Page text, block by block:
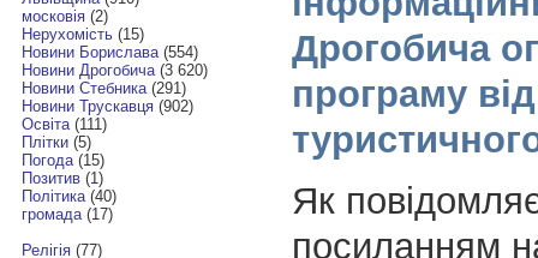
московія(2)
Нерухомість(15)
Новини Борислава(554)
Новини Дрогобича(3 620)
Новини Стебника(291)
Новини Трускавця(902)
Освіта(111)
Плітки(5)
Погода(15)
Позитив(1)
Політика(40)
громада(17)
Релігія(77)
Дрогобича
програму
Як
посиланням